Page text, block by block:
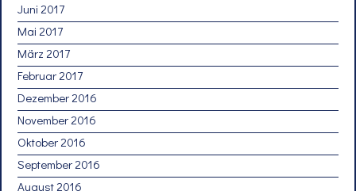
Juni 2017
Mai 2017
März 2017
Februar 2017
Dezember 2016
November 2016
Oktober 2016
September 2016
August 2016